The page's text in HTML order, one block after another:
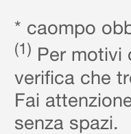
* caompo
(1) Per motivi
verifica che
Fai
senza spazi.